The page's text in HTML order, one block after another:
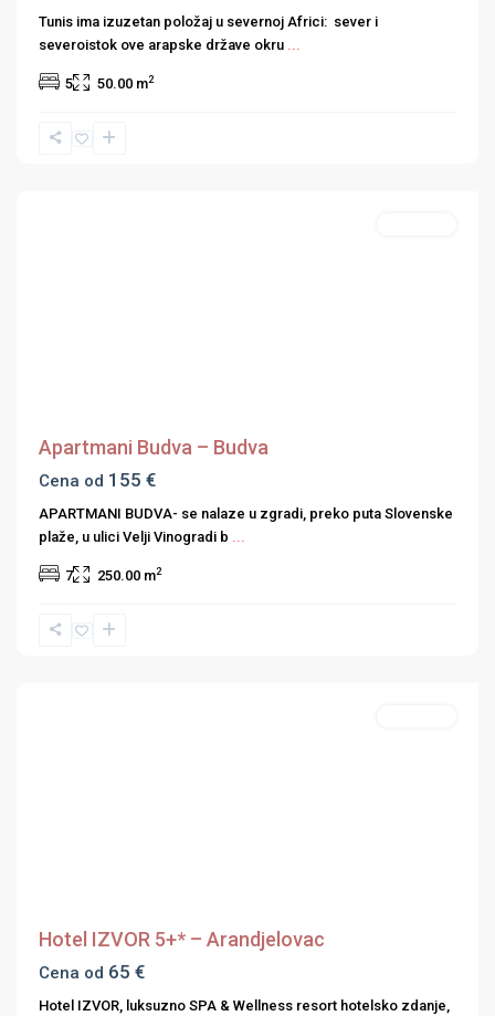
Tunis ima izuzetan položaj u severnoj Africi: sever i
severoistok ove arapske države okru ...
5 50.00 m2
Budvanska
Apartmani Budva – Budva
Cena od 155 €
APARTMANI BUDVA- se nalaze u zgradi, preko puta Slovenske
plaže, u ulici Velji Vinogradi b ...
7 250.00 m2
Aranđelovac
Hotel IZVOR 5+* – Arandjelovac
Cena od 65 €
Hotel IZVOR, luksuzno SPA & Wellness resort hotelsko zdanje,